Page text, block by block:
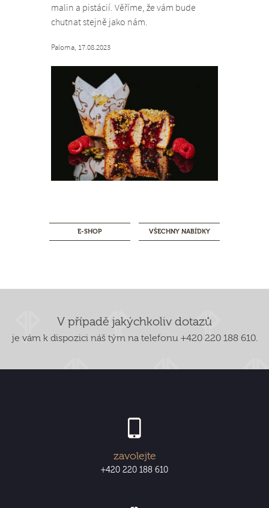
malin a pistácií. Věříme, že vám bude
chutnat stejně jako nám.
Paloma, 17.08.2023
E-SHOP VŠECHNY NABÍDKY
V případě jakýchkoliv dotazů
je vám k dispozici náš tým na telefonu +420 220 188 610.
zavolejte
+420 220 188 610